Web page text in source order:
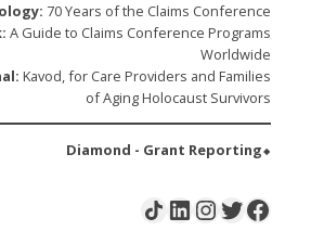
70 Years of the Claims Conference
A Guide to Claims Conference Programs
Worldwide
Kavod, for Care Providers and Families
of Aging Holocaust Survivors
⬥Diamond - Grant Reporting
Facebook
Twitter
Instagram
LinkedIn
Share Icon